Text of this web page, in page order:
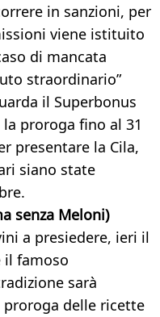
in sanzioni, per
viene istituito
di mancata
straordinario”
il Superbonus
proroga fino al 31
presentare la Cila,
siano state
senza Meloni)
a presiedere, ieri il
il famoso
sarà
delle ricette